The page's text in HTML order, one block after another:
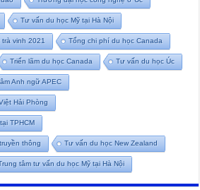
Tư vấn du học Mỹ tại Hà Nội
trà vinh 2021 Tổng chi phí du học Canada
Triển lãm du học Canada Tư vấn du học Úc
Anh ngữ APEC
Hải Phòng
TPHCM
thông Tư vấn du học New Zealand
tâm tư vấn du học Mỹ tại Hà Nội